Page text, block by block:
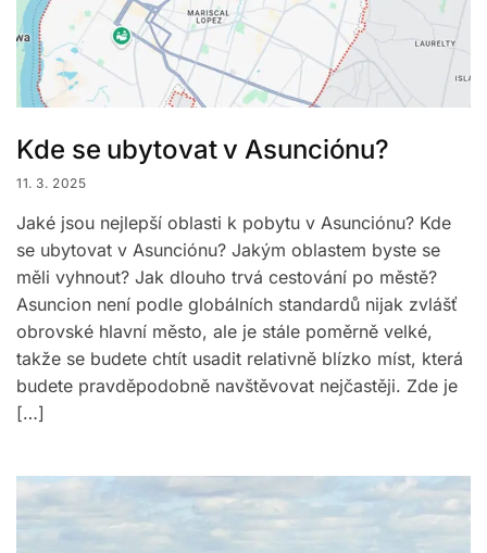
Kde se ubytovat v Asunciónu?
11. 3. 2025
Jaké jsou nejlepší oblasti k pobytu v Asunciónu? Kde
se ubytovat v Asunciónu? Jakým oblastem byste se
měli vyhnout? Jak dlouho trvá cestování po městě?
Asuncion není podle globálních standardů nijak zvlášť
obrovské hlavní město, ale je stále poměrně velké,
takže se budete chtít usadit relativně blízko míst, která
budete pravděpodobně navštěvovat nejčastěji. Zde je
[…]